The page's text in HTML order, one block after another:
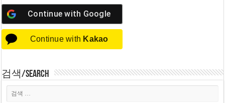
Continue with Google
Continue with Kakao
검색/Search